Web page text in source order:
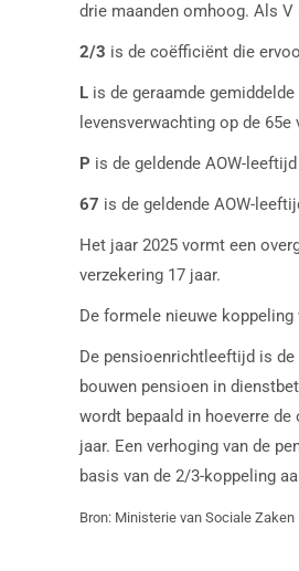
drie maanden omhoog. Als
2/3 is de coëfficiënt die
L is de geraamde
levensverwachting op de
P is de geldende AOW-
67 is de geldende AOW-
Het jaar 2025 vormt een
verzekering 17 jaar.
De formele nieuwe koppeling
De pensioenrichtleeftijd is
bouwen pensioen in
wordt bepaald in hoeverre
jaar. Een verhoging van de
basis van de 2/3-koppeling
Bron: Ministerie van Sociale